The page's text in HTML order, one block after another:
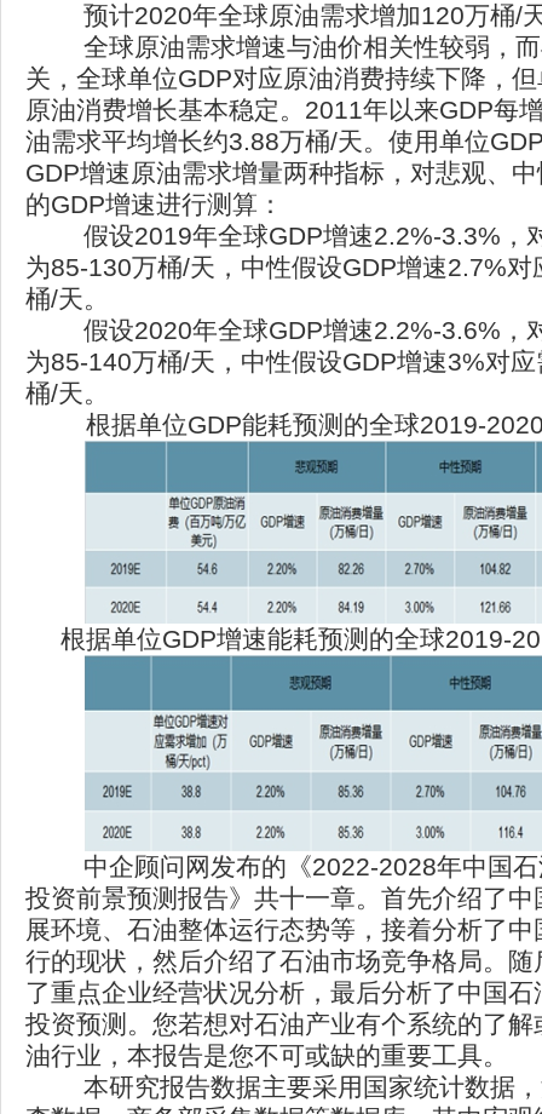
预计2020年全球原油需求增加120万桶/
全球原油需求增速与油价相关性较弱，
关，全球单位GDP对应原油消费持续下降，
原油消费增长基本稳定。2011年以来GDP每
油需求平均增长约3.88万桶/天。使用单位
GDP增速原油需求增量两种指标，对悲观、
的GDP增速进行测算：
假设2019年全球GDP增速2.2%-3.3%，
为85-130万桶/天，中性假设GDP增速2.7%对
桶/天。
假设2020年全球GDP增速2.2%-3.6%，
为85-140万桶/天，中性假设GDP增速3%对
桶/天。
根据单位GDP能耗预测的全球2019-
根据单位GDP增速能耗预测的全球2019-
中企顾问网发布的《2022-2028年中国
投资前景预测报告》共十一章。首先介绍了
展环境、石油整体运行态势等，接着分析了
行的现状，然后介绍了石油市场竞争格局。
了重点企业经营状况分析，最后分析了中国
投资预测。您若想对石油产业有个系统的了
油行业，本报告是您不可或缺的重要工具。
本研究报告数据主要采用国家统计数据